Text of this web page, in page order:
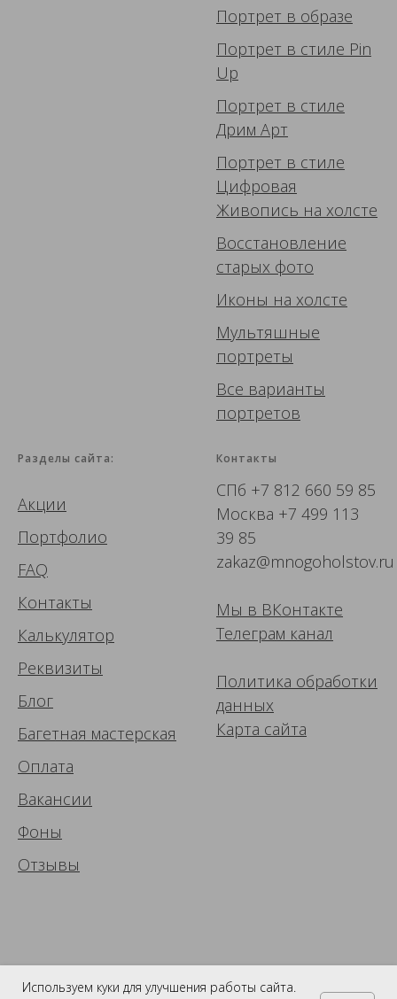
Используем куки для улучшения работы сайта.
Портрет в образе
Портрет в стиле Pin
Up
Портрет в стиле
Дрим Арт
Портрет в стиле
Цифровая
Живопись на холсте
Восстановление
старых фото
Иконы на холсте
Мультяшные
портреты
Все варианты
портретов
Разделы сайта:
Акции
Портфолио
FAQ
Контакты
Калькулятор
Реквизиты
Блог
Багетная мастерская
Оплата
Вакансии
Фоны
Отзывы
Контакты
СПб +7 812 660 59 85
Москва +7 499 113
39 85
zakaz@mnogoholstov.ru
Мы в ВКонтакте
Телеграм канал
Политика обработки
данных
Карта сайта